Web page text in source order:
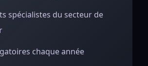
spécialistes du secteur de
chaque année